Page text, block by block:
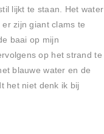
lijkt te staan. Het water
zijn giant clams te
baai op mijn
op het strand te
blauwe water en de
het niet denk ik bij